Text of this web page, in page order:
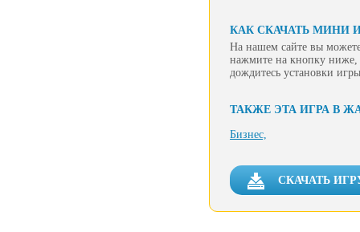
КАК СКАЧАТЬ МИНИ
На нашем сайте вы
нажмите на кнопку ниже,
дождитесь установки
ТАКЖЕ ЭТА ИГРА В
Бизнес,
СКАЧАТЬ